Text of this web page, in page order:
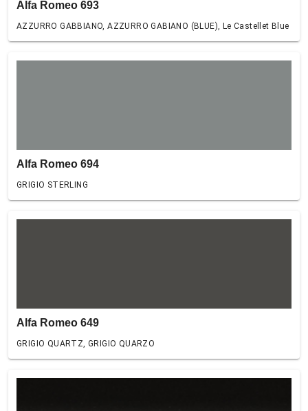
Alfa Romeo 693
AZZURRO GABBIANO, AZZURRO GABIANO (BLUE), Le Castellet Blue
Alfa Romeo 694
GRIGIO STERLING
Alfa Romeo 649
GRIGIO QUARTZ, GRIGIO QUARZO